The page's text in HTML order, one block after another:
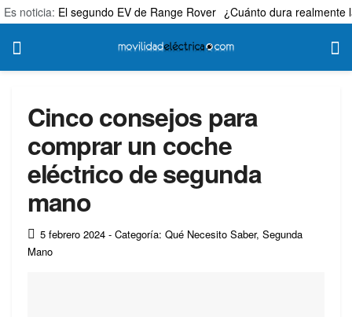
Es noticia: El segundo EV de Range Rover ¿Cuánto dura realmente
Cinco consejos para
comprar un coche
eléctrico de segunda
mano
5 febrero 2024 - Categoría: Qué Necesito Saber, Segunda
Mano